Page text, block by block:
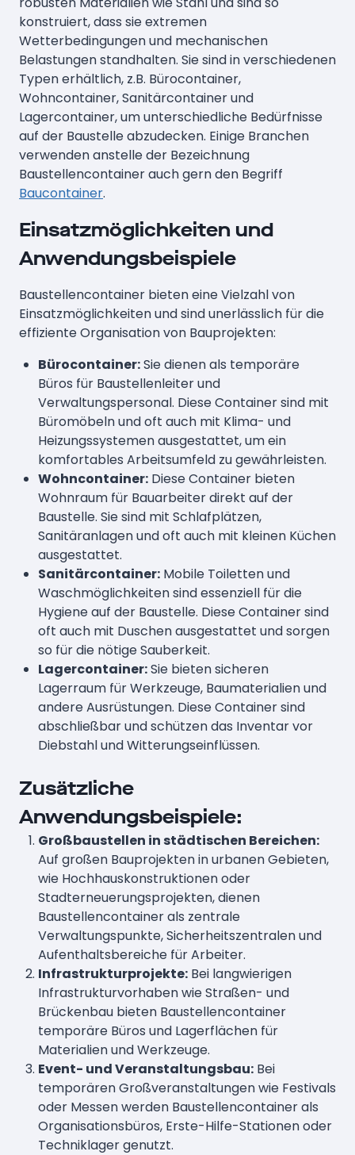
konstruiert, dass sie extremen
Wetterbedingungen und mechanischen
Belastungen standhalten. Sie sind in verschiedenen
Typen erhältlich, z.B. Bürocontainer,
Wohncontainer, Sanitärcontainer und
Lagercontainer, um unterschiedliche Bedürfnisse
auf der Baustelle abzudecken. Einige Branchen
verwenden anstelle der Bezeichnung
Baustellencontainer auch gern den Begriff
Baucontainer.
Einsatzmöglichkeiten und
Anwendungsbeispiele
Baustellencontainer bieten eine Vielzahl von
Einsatzmöglichkeiten und sind unerlässlich für die
effiziente Organisation von Bauprojekten:
Bürocontainer:Sie dienen als temporäre
Büros für Baustellenleiter und
Verwaltungspersonal. Diese Container sind mit
Büromöbeln und oft auch mit Klima- und
Heizungssystemen ausgestattet, um ein
komfortables Arbeitsumfeld zu gewährleisten.
Wohncontainer: Diese Container bieten
Wohnraum für Bauarbeiter direkt auf der
Baustelle. Sie sind mit Schlafplätzen,
Sanitäranlagen und oft auch mit kleinen Küchen
ausgestattet.
Sanitärcontainer: Mobile Toiletten und
Waschmöglichkeiten sind essenziell für die
Hygiene auf der Baustelle. Diese Container sind
oft auch mit Duschen ausgestattet und sorgen
so für die nötige Sauberkeit.
Lagercontainer:Sie bieten sicheren
Lagerraum für Werkzeuge, Baumaterialien und
andere Ausrüstungen. Diese Container sind
abschließbar und schützen das Inventar vor
Diebstahl und Witterungseinflüssen.
Zusätzliche
Anwendungsbeispiele:
Großbaustellen in städtischen Bereichen:
Auf großen Bauprojekten in urbanen Gebieten,
wie Hochhauskonstruktionen oder
Stadterneuerungsprojekten, dienen
Baustellencontainer als zentrale
Verwaltungspunkte, Sicherheitszentralen und
Aufenthaltsbereiche für Arbeiter.
Infrastrukturprojekte: Bei langwierigen
Infrastrukturvorhaben wie Straßen- und
Brückenbau bieten Baustellencontainer
temporäre Büros und Lagerflächen für
Materialien und Werkzeuge.
Event- und Veranstaltungsbau: Bei
temporären Großveranstaltungen wie Festivals
oder Messen werden Baustellencontainer als
Organisationsbüros, Erste-Hilfe-Stationen oder
Techniklager genutzt.